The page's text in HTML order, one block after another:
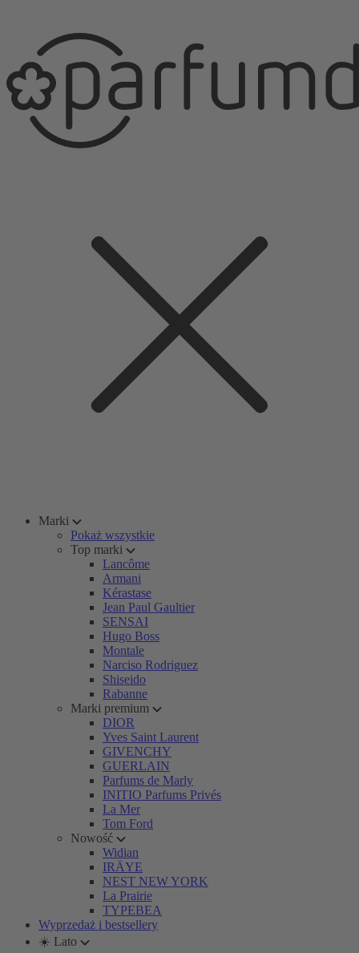
Marki
Pokaż wszystkie
Top marki
Lancôme
Armani
Kérastase
Jean Paul Gaultier
SENSAI
Hugo Boss
Montale
Narciso Rodriguez
Shiseido
Rabanne
Marki premium
DIOR
Yves Saint Laurent
GIVENCHY
GUERLAIN
Parfums de Marly
INITIO Parfums Privés
La Mer
Tom Ford
Nowość
Widian
IRÄYE
NEST NEW YORK
La Prairie
TYPEBEA
Wyprzedaż i bestsellery
☀️ Lato